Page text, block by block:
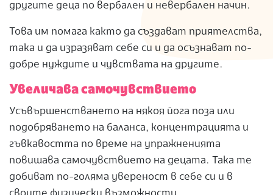
другите деца по вербален и невербален начин.
Това им помага както да създават приятелства,
така и да изразяват себе си и да осъзнават по-
добре нуждите и чувствата на другите.
Увеличава самочувствието
Усъвършенстването на някоя йога поза или
подобряването на баланса, концентрацията и
гъвкавостта по време на упражненията
повишава самочувствието на децата. Така те
добиват по-голяма увереност в себе си и в